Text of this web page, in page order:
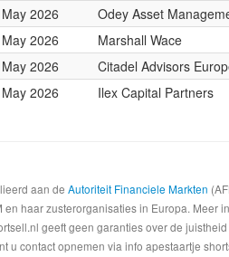
2026
Odey Asset
2026
Marshall Wace
2026
Citadel Advisors
2026
Ilex Capital Partners
aan de Autoriteit Financiele Markten
haar zusterorganisaties in Europa.
geeft geen garanties over de
u contact opnemen via info apestaartje